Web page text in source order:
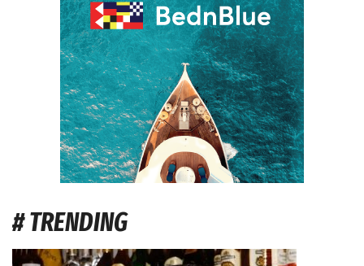
# TRENDING